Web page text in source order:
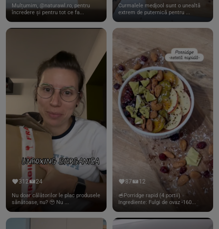
Mulțumim, @naturawl.ro, pentru
încredere și pentru tot ce fa...
Curmalele medjool sunt o unealtă
extrem de puternică pentru ...
312 24
Nu doar călătorilor le plac produsele
sănătoase, nu? 🥹 Nu ...
87 12
🥣Porridge rapid (4 portii)
Ingrediente: Fulgi de ovaz -160...